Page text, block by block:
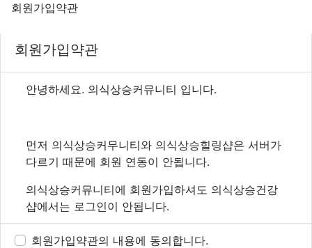
회원가입약관
회원가입약관
회원가입약관
안녕하세요. 의식상승커뮤니티 입니다.
먼저 의식상승커무니티와 의식상승힐링샵은 서버가
다르기 때문에 회원 연동이 안됩니다.
의식상승커뮤니티에 회원가입하셔도 의식상승건강
샵에서는 로그인이 안됩니다.
회원가입약관의 내용에 동의합니다.